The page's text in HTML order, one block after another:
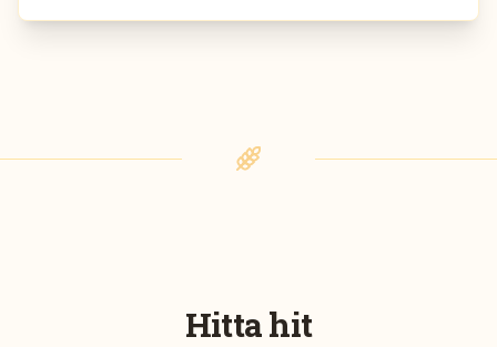
Hitta hit